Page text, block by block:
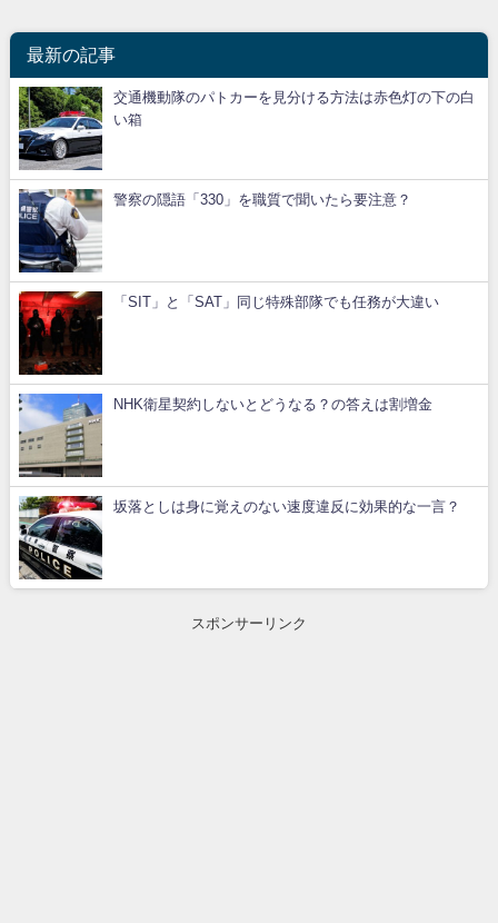
最新の記事
交通機動隊のパトカーを見分ける方法は赤色灯の下の白
い箱
警察の隠語「330」を職質で聞いたら要注意？
「SIT」と「SAT」同じ特殊部隊でも任務が大違い
NHK衛星契約しないとどうなる？の答えは割増金
坂落としは身に覚えのない速度違反に効果的な一言？
スポンサーリンク